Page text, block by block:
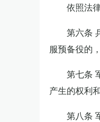
依照法
第六条
服预备役的
第七条
产生的权利
第八条